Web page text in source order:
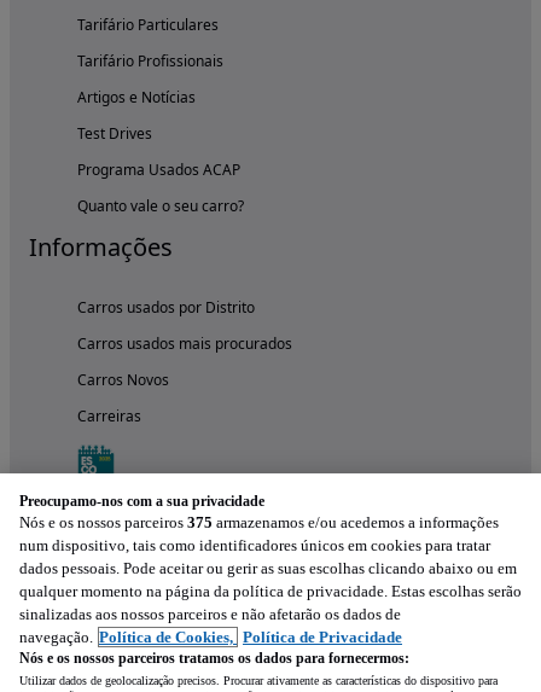
Tarifário Particulares
Tarifário Profissionais
Artigos e Notícias
Test Drives
Programa Usados ACAP
Quanto vale o seu carro?
Informações
Carros usados por Distrito
Carros usados mais procurados
Carros Novos
Carreiras
Experimenta a aplicação
Preocupamo-nos com a sua privacidade
Nós e os nossos parceiros 375 armazenamos e/ou acedemos a informações
num dispositivo, tais como identificadores únicos em cookies para tratar
dados pessoais. Pode aceitar ou gerir as suas escolhas clicando abaixo ou em
qualquer momento na página da política de privacidade. Estas escolhas serão
sinalizadas aos nossos parceiros e não afetarão os dados de
navegação. Política de Cookies, Política de Privacidade
Nós e os nossos parceiros tratamos os dados para fornecermos:
Utilizar dados de geolocalização precisos. Procurar ativamente as características do dispositivo para